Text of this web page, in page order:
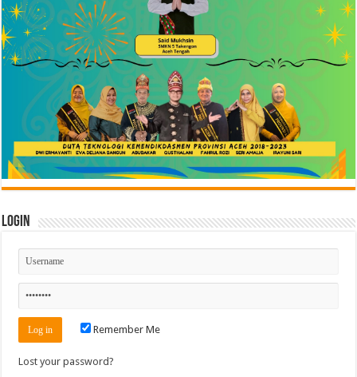
Login
Remember Me
Lost your password?